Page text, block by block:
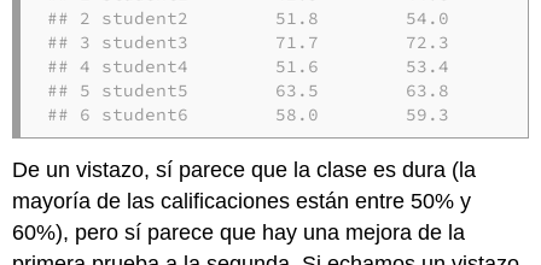
## 2 student2        51.8        54.0
## 3 student3        71.7        72.3
## 4 student4        51.6        53.4
## 5 student5        63.5        63.8
## 6 student6        58.0        59.3
De un vistazo, sí parece que la clase es dura (la
mayoría de las calificaciones están entre 50% y
60%), pero sí parece que hay una mejora de la